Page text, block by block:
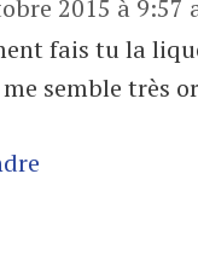
2015 à 9:57
fais tu la
me semble très